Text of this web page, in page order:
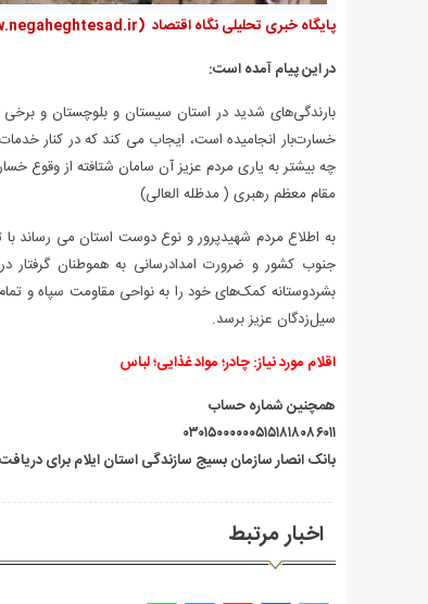
پایگاه خبری تحلیلی نگاه اقتصاد (www.negaheghtesad.ir)
در این پیام آمده است:
بارندگی‌های شدید در استان سیستان و بلوچستان و
خسارت‌بار انجامیده است، ایجاب می کند که در کنار
چه بیشتر به یاری مردم عزیز آن سامان شتافته از وقوع
مقام معظم رهبری ( مدظله العالی)
به اطلاع مردم شهیدپرور و نوع دوست استان می رساند
جنوب کشور و ضرورت امدادرسانی به هموطنان گرفتار
بشردوستانه کمک‌های خود را به نواحی مقاومت سپاه و
سیل‌زدگان عزیز برسد.
اقلام مورد نیاز: چادر؛ مواد غذایی؛ لباس
همچنین شماره حساب
۰۳۰۱۵۰۰۰۰۰۰۵۱۵۱۸۱۸۰۸۶۰۱۱
بانک انصار سازمان بسیج سازندگی استان ایلام برای
اخبار مرتبط